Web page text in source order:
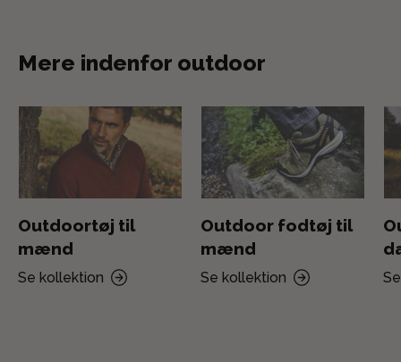
Mere indenfor outdoor
Outdoortøj til
mænd
Se kollektion
Outdoor fodtøj til
mænd
Se kollektion